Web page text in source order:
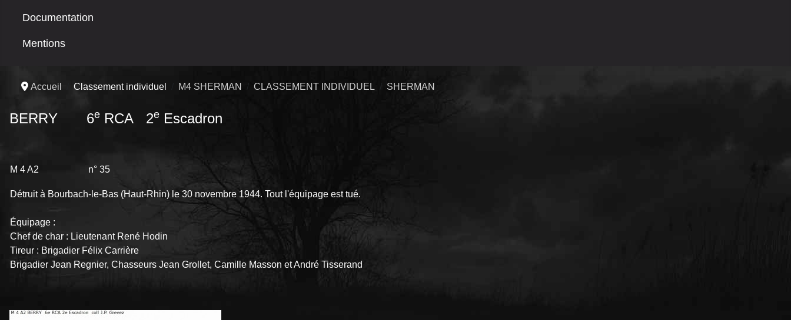
Documentation
Mentions
Accueil Classement individuel M4 SHERMAN CLASSEMENT INDIVIDUEL SHERMAN
BERRY 6e RCA 2e Escadron
M 4 A2 n° 35
Détruit à Bourbach-le-Bas (Haut-Rhin) le 30 novembre 1944. Tout l'équipage est tué.
Équipage :
Chef de char : Lieutenant René Hodin
Tireur : Brigadier Félix Carrière
Brigadier Jean Regnier, Chasseurs Jean Grollet, Camille Masson et André Tisserand